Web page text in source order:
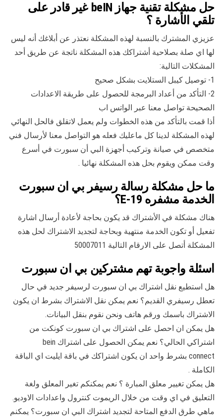
حل مشكلة تقنية جهاز beIN غير قادر على
تلقي الأشارة ؟
عزيزي المشترك بالنسبة لهذه المشكلة نعتذر عن أبلاغك أنه ليس
لها اي صلة بصلاحية أشتراكك هذه المشكلة ناتجة عن طريق أحد
المشكلات التالية:
1- توصيل كيبل الستلايت بشكل صحيح
2- التأكد من أعداد البرمجة للحصول على طريقة الاعدادات
الصحيحة تواصل معنا عبر الواتس اب
أذا قمت بالتأكد من هذه الخطوات ولم يعمل لاتقلق فالحل النهائي
لهذه المشكلة لدينا كل ماعليك فعله هو التواصل معنا لأرسال فني
متخصص في صيانة وتركيب أجهزة البي أن سبورت في أسرع
وقت ممكن ويقوم بحل هذه المشكلة نهائيا .
ما حل مشكلة رسالة رسيفر بي ان سبورت
الخدمة مشفره E-19؟
هناك مشكلة في الأشتراك قد يكون بحاجة لأعادة أرسال اشارة
تفعيل أو تكون الخدمة منتهية وبحاجة لتجديد الاشتراك لحل هذه
المشكلة أتصل على الارقام التالية 50007011
اسئلة واجوبة تهم مشتركين بي ان سبورت
هل استطيع نقل اشتراك بي ان سبورت لرسيفر جديد في حال
تعطل رسيفري القديم؟ نعم يمكن نقل الاشتراك بشرط ان يكون
الاشتراك باسمك ورقم هاتف ونحن نقوم بنقل البيانات.
هل يمكن ان احصل على اشتراك بي ان سبورت كونكت من
اشتراكي الحالي؟ نعم يمكن الحصول على اشتراك bein
connect بشرط واحد ان يكون اشتراكك في باقة ايليت اي الباقة
الكاملة .
هل يمكن تغيير معلق المبارة ؟ نعم يمكنكم تغير المعلق ولغة
التعليق في اي وقت من خلال الريموت كنترول واعدادات الاوديو.
ماهي طرق الدفع المتاحة لتجديد اشتراك البي ان سبورت؟ يمكنم